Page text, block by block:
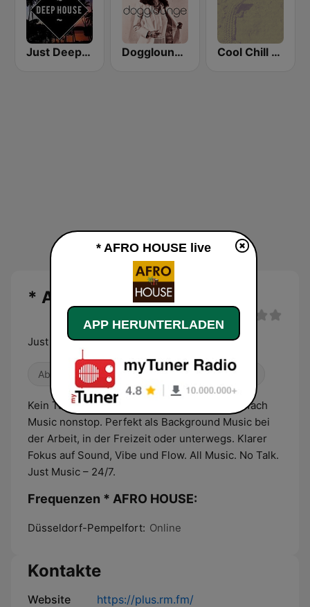
Just Deep House Dogglounge Deep House Radio Cool Chill House
* AFRO HOUSE Live
Just Music. 24/7
Abwechslungsreich Dance / EDM House
Kein Talk, keine News, keine Moderation. Einfach
Music nonstop. Perfekt als Background Music bei
der Arbeit, in der Freizeit oder unterwegs. Klarer
Fokus auf Sound, Vibe und Flow. All Music. No Talk.
Just Music – 24/7.
Frequenzen * AFRO HOUSE:
Düsseldorf-Pempelfort: Online
Kontakte
Website
https://plus.rm.fm/
* AFRO HOUSE live
APP HERUNTERLADEN